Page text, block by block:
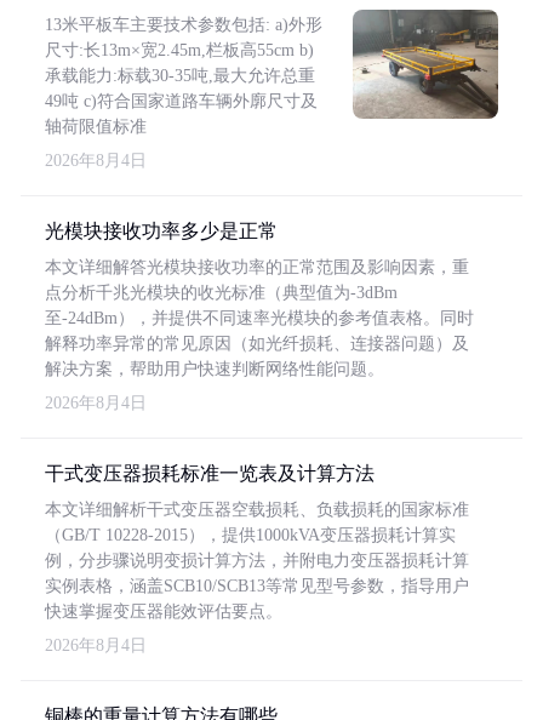
13米平板车主要技术参数包括: a)外形
尺寸:长13m×宽2.45m,栏板高55cm b)
承载能力:标载30-35吨,最大允许总重
49吨 c)符合国家道路车辆外廓尺寸及
轴荷限值标准
2026年8月4日
光模块接收功率多少是正常
本文详细解答光模块接收功率的正常范围及影响因素，重
点分析千兆光模块的收光标准（典型值为-3dBm
至-24dBm），并提供不同速率光模块的参考值表格。同时
解释功率异常的常见原因（如光纤损耗、连接器问题）及
解决方案，帮助用户快速判断网络性能问题。
2026年8月4日
干式变压器损耗标准一览表及计算方法
本文详细解析干式变压器空载损耗、负载损耗的国家标准
（GB/T 10228-2015），提供1000kVA变压器损耗计算实
例，分步骤说明变损计算方法，并附电力变压器损耗计算
实例表格，涵盖SCB10/SCB13等常见型号参数，指导用户
快速掌握变压器能效评估要点。
2026年8月4日
铜棒的重量计算方法有哪些